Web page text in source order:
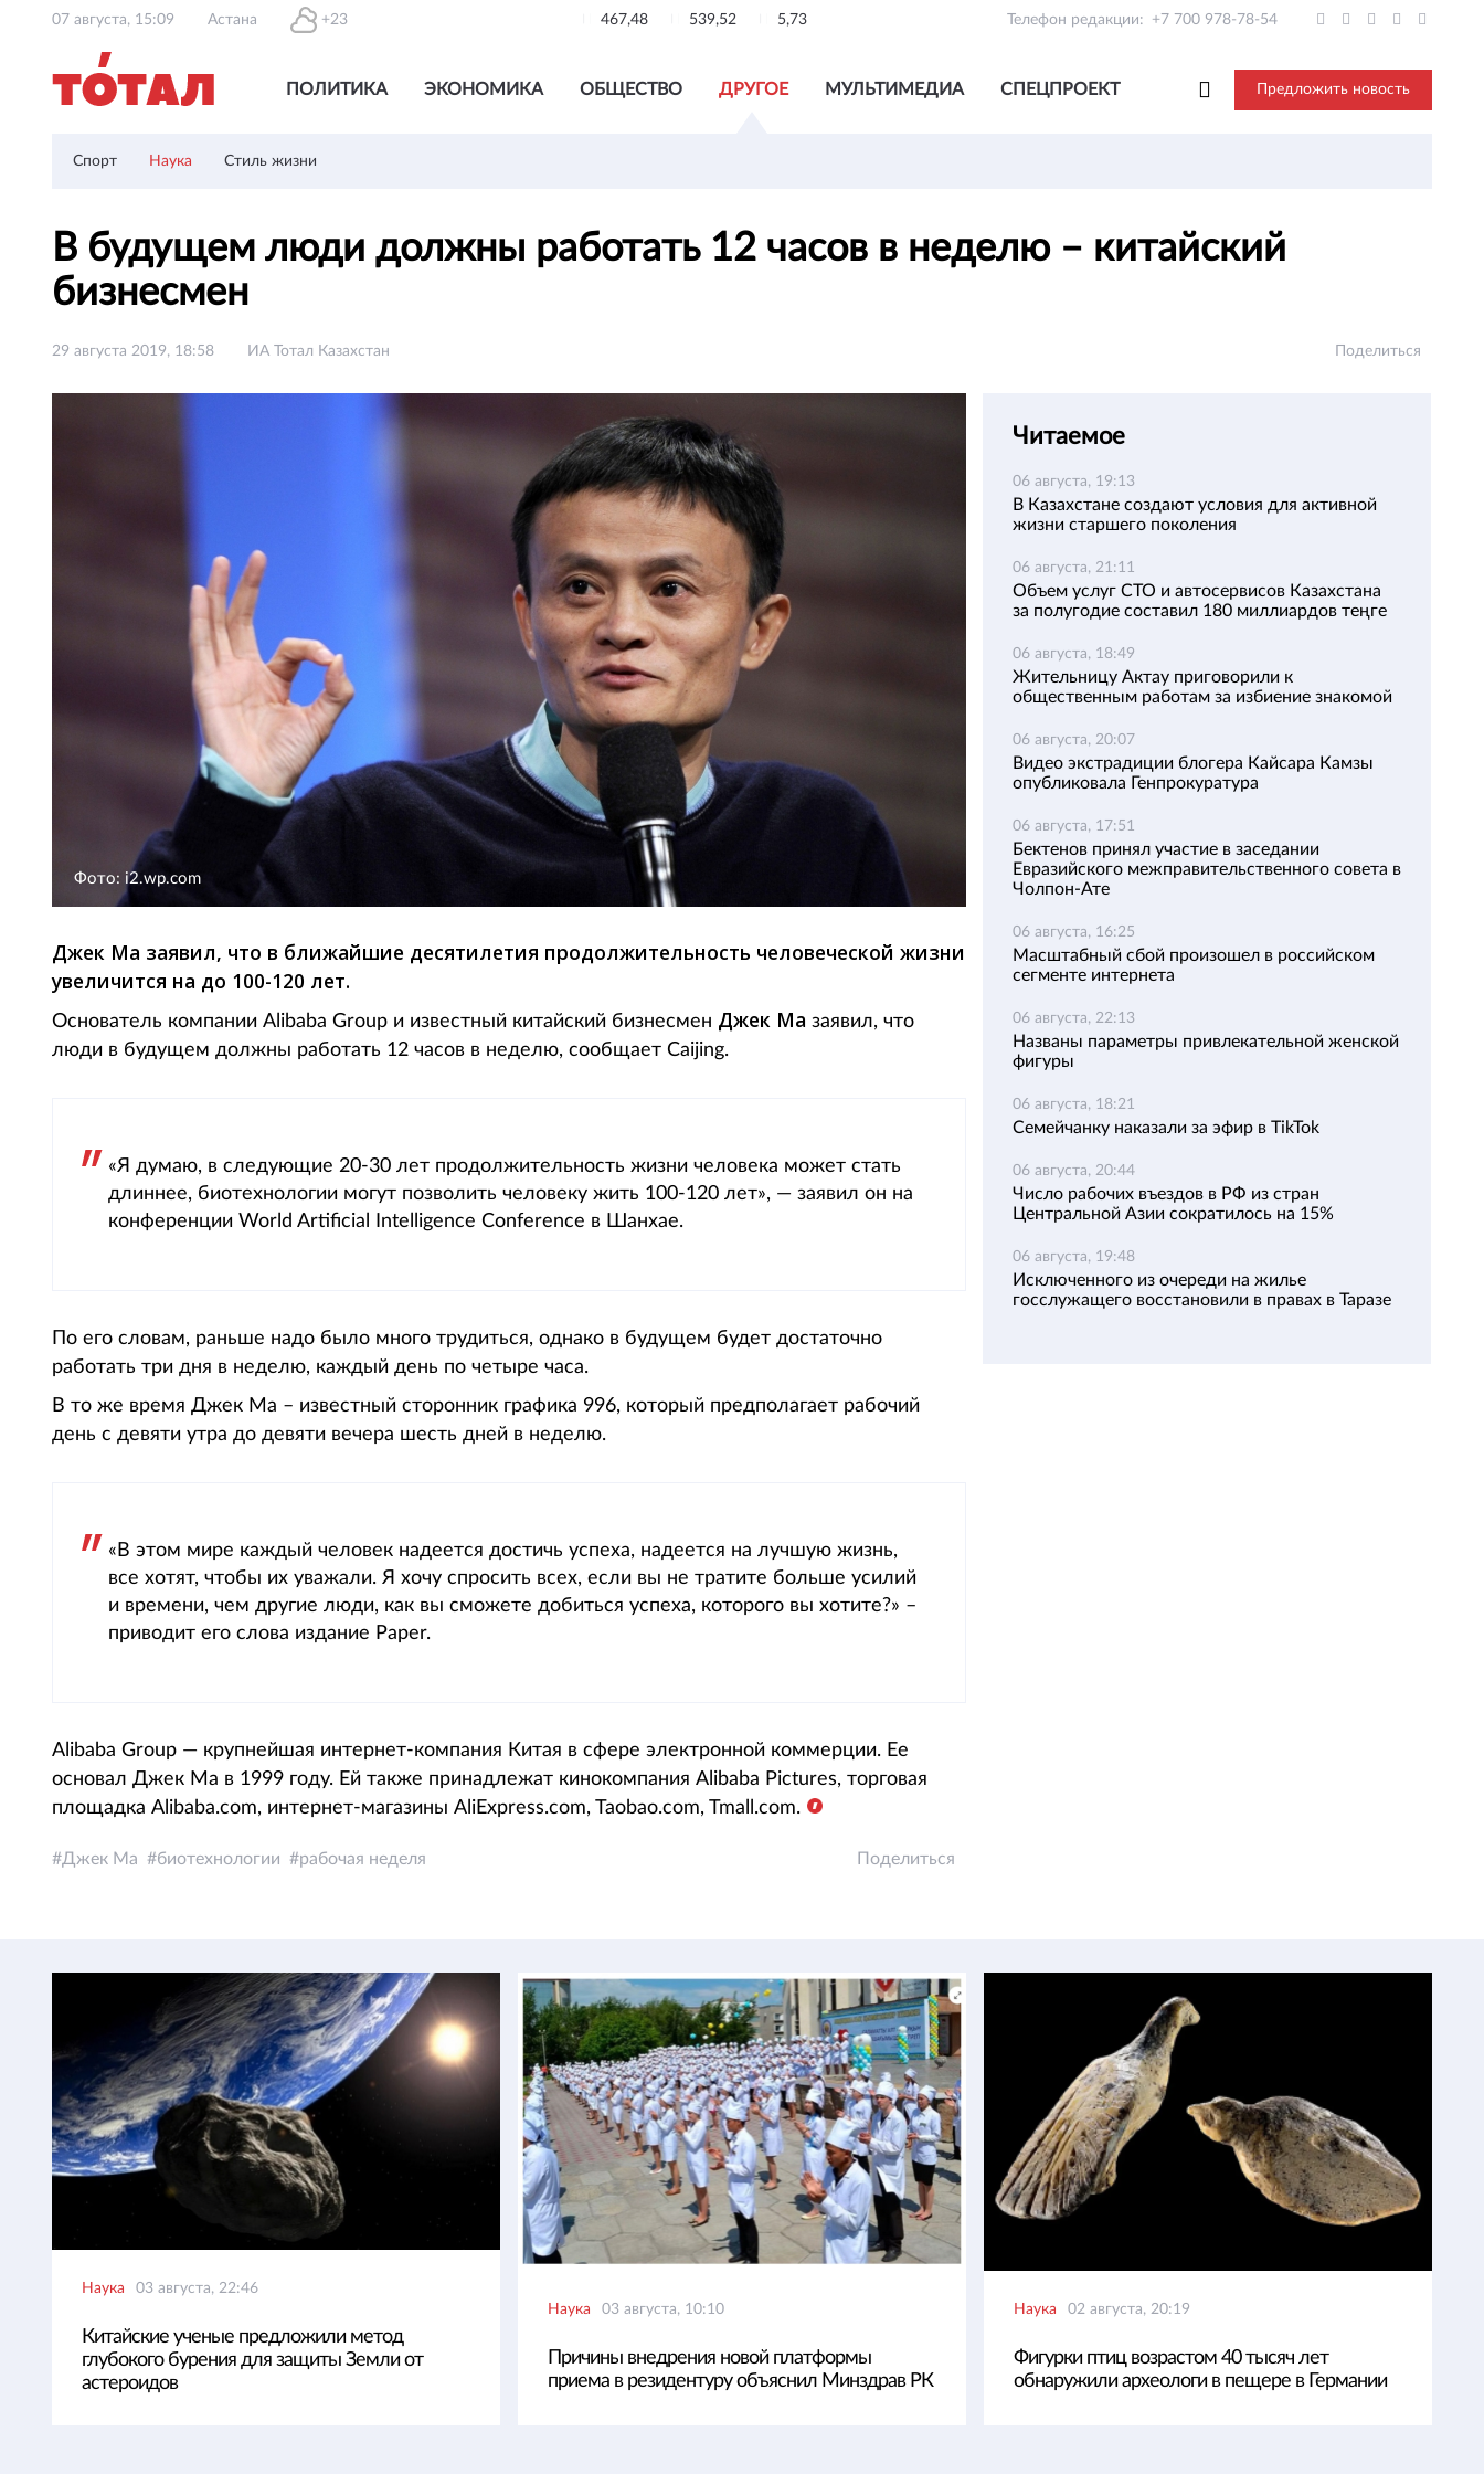
07 августа, 15:09 Астана +23 467,48 539,52 5,73 Телефон редакции: +7 700 978-78-54
ПОЛИТИКА ЭКОНОМИКА ОБЩЕСТВО ДРУГОЕ МУЛЬТИМЕДИА СПЕЦПРОЕКТ Предложить новость
Спорт Наука Стиль жизни
В будущем люди должны работать 12 часов в неделю – китайский
бизнесмен
29 августа 2019, 18:58 ИА Тотал Казахстан Поделиться
Фото: i2.wp.com
Джек Ма заявил, что в ближайшие десятилетия продолжительность человеческой жизни
увеличится на до 100-120 лет.
Основатель компании Alibaba Group и известный китайский бизнесмен Джек Ма заявил, что
люди в будущем должны работать 12 часов в неделю, сообщает Caijing.
«Я думаю, в следующие 20-30 лет продолжительность жизни человека может стать
длиннее, биотехнологии могут позволить человеку жить 100-120 лет», — заявил он на
конференции World Artificial Intelligence Conference в Шанхае.
По его словам, раньше надо было много трудиться, однако в будущем будет достаточно
работать три дня в неделю, каждый день по четыре часа.
В то же время Джек Ма – известный сторонник графика 996, который предполагает рабочий
день с девяти утра до девяти вечера шесть дней в неделю.
«В этом мире каждый человек надеется достичь успеха, надеется на лучшую жизнь,
все хотят, чтобы их уважали. Я хочу спросить всех, если вы не тратите больше усилий
и времени, чем другие люди, как вы сможете добиться успеха, которого вы хотите?» –
приводит его слова издание Paper.
Alibaba Group — крупнейшая интернет-компания Китая в сфере электронной коммерции. Ее
основал Джек Ма в 1999 году. Ей также принадлежат кинокомпания Alibaba Pictures, торговая
площадка Alibaba.com, интернет-магазины AliExpress.com, Taobao.com, Tmall.com.
Джек Ма биотехнологии рабочая неделя Поделиться
Читаемое
06 августа, 19:13
В Казахстане создают условия для активной
жизни старшего поколения
06 августа, 21:11
Объем услуг СТО и автосервисов Казахстана
за полугодие составил 180 миллиардов теңге
06 августа, 18:49
Жительницу Актау приговорили к
общественным работам за избиение знакомой
06 августа, 20:07
Видео экстрадиции блогера Кайсара Камзы
опубликовала Генпрокуратура
06 августа, 17:51
Бектенов принял участие в заседании
Евразийского межправительственного совета в
Чолпон-Ате
06 августа, 16:25
Масштабный сбой произошел в российском
сегменте интернета
06 августа, 22:13
Названы параметры привлекательной женской
фигуры
06 августа, 18:21
Семейчанку наказали за эфир в TikTok
06 августа, 20:44
Число рабочих въездов в РФ из стран
Центральной Азии сократилось на 15%
06 августа, 19:48
Исключенного из очереди на жилье
госслужащего восстановили в правах в Таразе
Наука 03 августа, 22:46
Китайские ученые предложили метод
глубокого бурения для защиты Земли от
астероидов
Наука 03 августа, 10:10
Причины внедрения новой платформы
приема в резидентуру объяснил Минздрав РК
Наука 02 августа, 20:19
Фигурки птиц возрастом 40 тысяч лет
обнаружили археологи в пещере в Германии